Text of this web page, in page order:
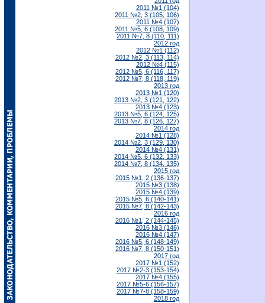
2011 №1 (104)
2011 №2, 3 (105, 106)
2011 №4 (107)
2011 №5, 6 (108, 109)
2011 №7, 8 (110, 111)
2012 год
2012 №1 (112)
2012 №2, 3 (113, 114)
2012 №4 (115)
2012 №5, 6 (116, 117)
2012 №7, 8 (118, 119)
2013 год
2013 №1 (120)
2013 №2, 3 (121, 122)
2013 №4 (123)
2013 №5, 6 (124, 125)
2013 №7, 8 (126, 127)
2014 год
2014 №1 (128)
2014 №2, 3 (129, 130)
2014 №4 (131)
2014 №5, 6 (132, 133)
2014 №7, 8 (134, 135)
2015 год
2015 №1, 2 (136-137)
2015 №3 (138)
2015 №4 (139)
2015 №5, 6 (140-141)
2015 №7, 8 (142-143)
2016 год
2016 №1, 2 (144-145)
2016 №3 (146)
2016 №4 (147)
2016 №5, 6 (148-149)
2016 №7, 8 (150-151)
2017 год
2017 №1 (152)
2017 №2-3 (153-154)
2017 №4 (155)
2017 №5-6 (156-157)
2017 №7-8 (158-159)
2018 год